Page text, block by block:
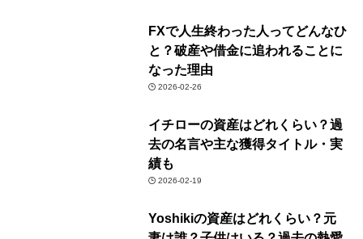
FXで人生終わった人ってどんなひ
と？破産や借金に追われることに
なった理由
2026-02-26
イチローの資産はどれくらい？過
去の名言や主な獲得タイトル・実
績も
2026-02-19
Yoshikiの資産はどれくらい？元